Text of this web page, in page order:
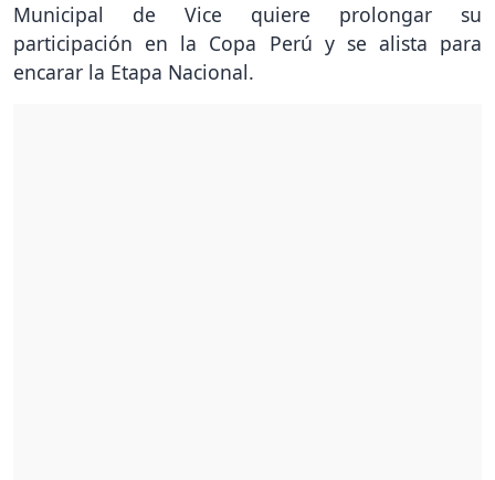
Municipal de Vice quiere prolongar su
participación en la Copa Perú y se alista para
encarar la Etapa Nacional.